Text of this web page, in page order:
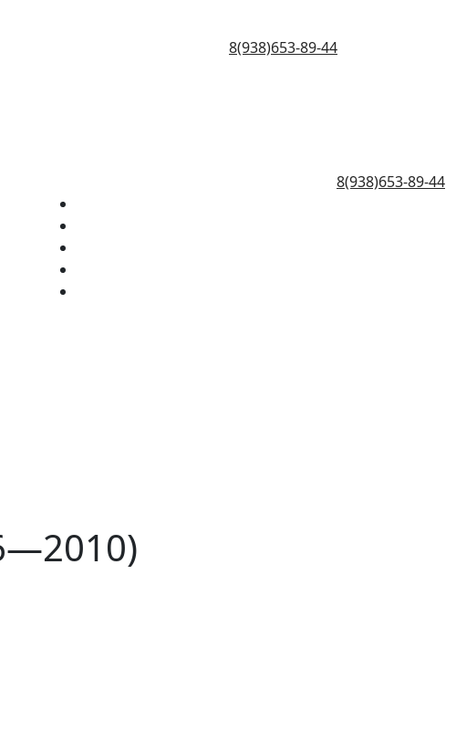
8(938)653-89-44
8(938)653-89-44